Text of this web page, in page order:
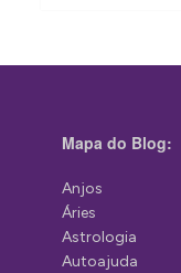
Mapa do Blog:
Anjos
Áries
Astrologia
Autoajuda